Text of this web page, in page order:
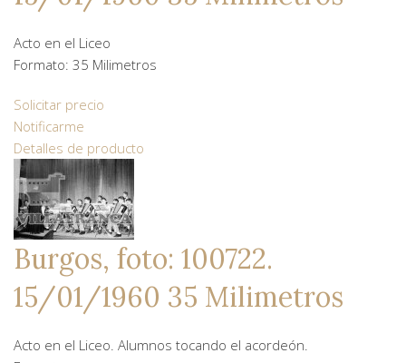
Acto en el Liceo
Formato: 35 Milimetros
Solicitar precio
Notificarme
Detalles de producto
Burgos, foto: 100722.
15/01/1960 35 Milimetros
Acto en el Liceo. Alumnos tocando el acordeón.